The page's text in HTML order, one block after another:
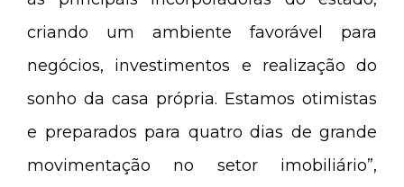
criando um ambiente favorável para
negócios, investimentos e realização do
sonho da casa própria. Estamos otimistas
e preparados para quatro dias de grande
movimentação no setor imobiliário”,